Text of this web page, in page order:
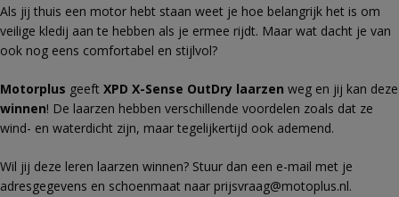
Als jij thuis een motor hebt staan weet je hoe belangrijk het is om
veilige kledij aan te hebben als je ermee rijdt. Maar wat dacht je van
ook nog eens comfortabel en stijlvol?
Motorplus geeft XPD X-Sense OutDry laarzen weg en jij kan deze
winnen! De laarzen hebben verschillende voordelen zoals dat ze
wind- en waterdicht zijn, maar tegelijkertijd ook ademend.
Wil jij deze leren laarzen winnen? Stuur dan een e-mail met je
adresgegevens en schoenmaat naar prijsvraag@motoplus.nl.